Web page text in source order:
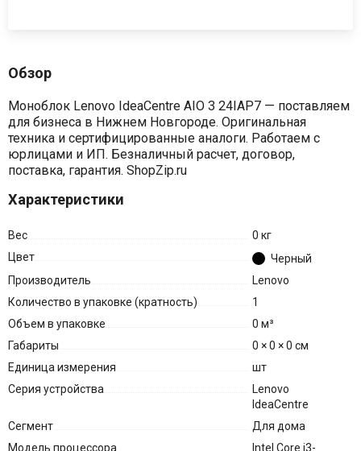
Обзор
Моноблок Lenovo IdeaCentre AIO 3 24IAP7 — поставляем
для бизнеса в Нижнем Новгороде. Оригинальная
техника и сертифицированные аналоги. Работаем с
юрлицами и ИП. Безналичный расчет, договор,
поставка, гарантия. ShopZip.ru
Характеристики
Вес
0 кг
Цвет
Черный
Производитель
Lenovo
Количество в упаковке (кратность)
1
Объем в упаковке
0 м³
Габариты
0 × 0 × 0 см
Единица измерения
шт
Серия устройства
Lenovo
IdeaCentre
Сегмент
Для дома
Модель процессора
Intel Core i3-